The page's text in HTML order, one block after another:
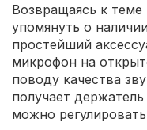
Возвращаясь к теме
упомянуть о
простейший
микрофон на
поводу качества
получает
можно